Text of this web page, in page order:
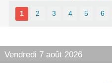
1 2 3 4 5 6
Vendredi 7 août 2026